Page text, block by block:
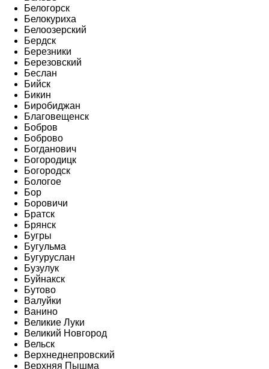
Белогорск
Белокуриха
Белоозерский
Бердск
Березники
Березовский
Беслан
Бийск
Бикин
Биробиджан
Благовещенск
Бобров
Боброво
Богданович
Богородицк
Богородск
Бологое
Бор
Боровичи
Братск
Брянск
Бугры
Бугульма
Бугуруслан
Бузулук
Буйнакск
Бутово
Валуйки
Ванино
Великие Луки
Великий Новгород
Вельск
Верхнеднепровский
Верхняя Пышма